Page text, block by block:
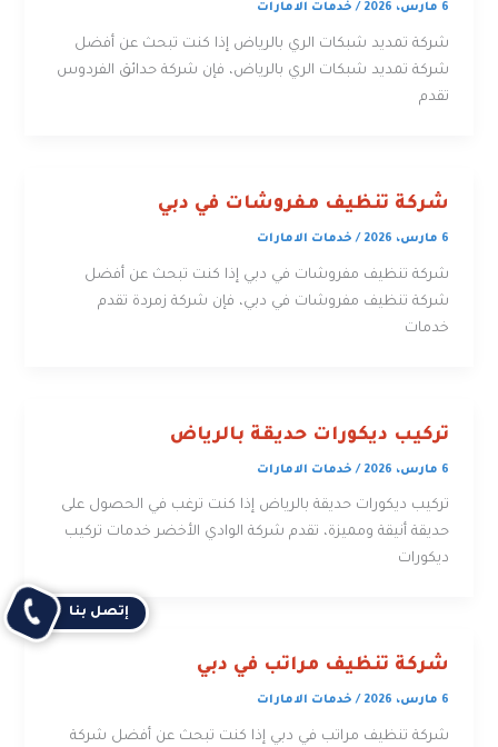
6 مارس، 2026 / خدمات الامارات
شركة تمديد شبكات الري بالرياض إذا كنت تبحث عن أفضل
شركة تمديد شبكات الري بالرياض، فإن شركة حدائق الفردوس
تقدم
شركة تنظيف مفروشات في دبي
6 مارس، 2026 / خدمات الامارات
شركة تنظيف مفروشات في دبي إذا كنت تبحث عن أفضل
شركة تنظيف مفروشات في دبي، فإن شركة زمردة تقدم
خدمات
تركيب ديكورات حديقة بالرياض
6 مارس، 2026 / خدمات الامارات
تركيب ديكورات حديقة بالرياض إذا كنت ترغب في الحصول على
حديقة أنيقة ومميزة، تقدم شركة الوادي الأخضر خدمات تركيب
ديكورات
شركة تنظيف مراتب في دبي
6 مارس، 2026 / خدمات الامارات
شركة تنظيف مراتب في دبي إذا كنت تبحث عن أفضل شركة
إتصل بنا